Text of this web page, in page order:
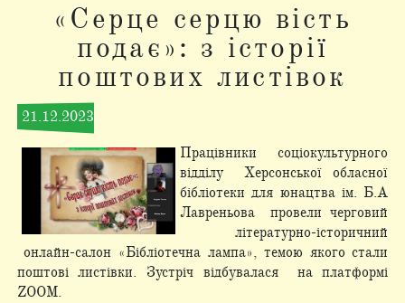
«Серце серцю вість
подає»: з історії
поштових листівок
21.12.2023
Працівники соціокультурного
відділу Херсонської обласної
бібліотеки для юнацтва ім. Б.А
Лавреньова провели черговий
літературно-історичний
онлайн-салон «Бібліотечна лампа», темою якого стали
поштові листівки. Зустріч відбувалася на платформі
ZOOM.